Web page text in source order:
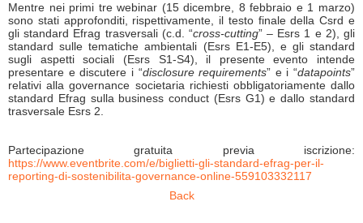
Mentre nei primi tre webinar (15 dicembre, 8 febbraio e 1 marzo)
sono stati approfonditi, rispettivamente, il testo finale della Csrd e
gli standard Efrag trasversali (c.d. “cross-cutting” – Esrs 1 e 2), gli
standard sulle tematiche ambientali (Esrs E1-E5), e gli standard
sugli aspetti sociali (Esrs S1-S4), il presente evento intende
presentare e discutere i “disclosure requirements” e i “datapoints”
relativi alla governance societaria richiesti obbligatoriamente dallo
standard Efrag sulla business conduct (Esrs G1) e dallo standard
trasversale Esrs 2.
Partecipazione gratuita previa iscrizione:
https://www.eventbrite.com/e/biglietti-gli-standard-efrag-per-il-
reporting-di-sostenibilita-governance-online-559103332117
Back